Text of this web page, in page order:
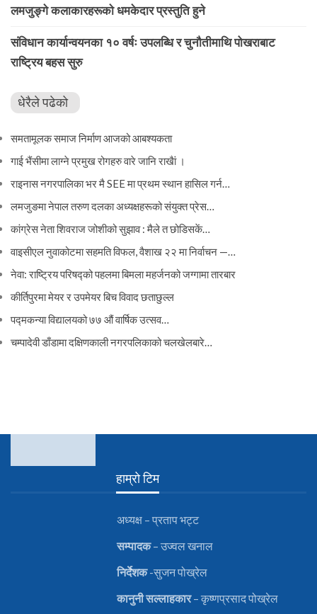
लमजुङ्गे कलाकारहरूकाे धमकेदार प्रस्तुति हुने
संविधान कार्यान्वयनका १० वर्षः उपलब्धि र चुनौतीमाथि पोखराबाट
राष्ट्रिय बहस सुरु
धेरैले पढेको
समतामूलक समाज निर्माण आजको आबश्यकता
गाई भैंसीमा लाग्ने प्रमुख रोगहरु वारे जानि राखैां ।
राइनास नगरपालिका भर मै SEE मा प्रथम स्थान हासिल गर्न…
लमजुङमा नेपाल तरुण दलका अध्यक्षहरूको संयुक्त प्रेस…
कांग्रेस नेता शिवराज जोशीको सुझाव : मैले त छोडिसकें…
वाइसीएल नुवाकोटमा सहमति विफल, वैशाख २२ मा निर्वाचन —…
नेवा: राष्ट्रिय परिषद्को पहलमा बिमला महर्जनको जग्गामा तारबार
कीर्तिपुरमा मेयर र उपमेयर बिच विवाद छताछुल्ल
पद्मकन्या विद्यालयको ७७ औं ‌‌वार्षिक ‌उत्सव…
चम्पादेवी डाँडामा दक्षिणकाली नगरपलिकाको चलखेलबारे…
हाम्रो टिम
अध्यक्ष – प्रताप भट्ट
सम्पादक– उज्वल खनाल
निर्देशक-सुजन पोख्रेल
कानुनीसल्लाहकार– कृष्णप्रसाद पोख्रेल